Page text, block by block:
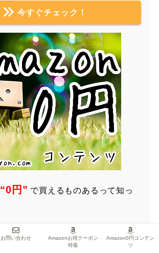
今すぐチェック！
“0円” で買えるものあるって知っ
今すぐチェック！
お問い合わせ
Amazonお得クーポン
特集
Amazon0円コンテン
ツ